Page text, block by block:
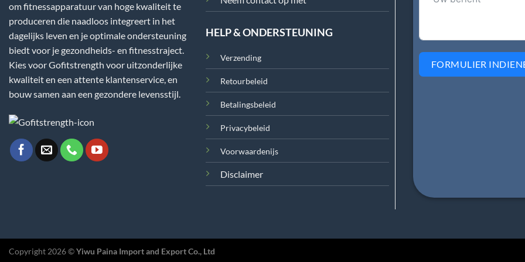
om fitnessapparatuur van hoge kwaliteit te
produceren die naadloos integreert in het
dagelijks leven en je optimale ondersteuning
biedt voor je gezondheids- en fitnesstraject.
Kies voor Gofitstrength voor uitzonderlijke
kwaliteit en een attente klantenservice, en
bouw samen aan een gezondere levensstijl.
HELP & ONDERSTEUNING
Verzending
Retourbeleid
Betalingsbeleid
Privacybeleid
Voorwaardenijs
Disclaimer
FORMULIER
Copyright 2026 ©Yiwu Paina Import and Export Co., Ltd